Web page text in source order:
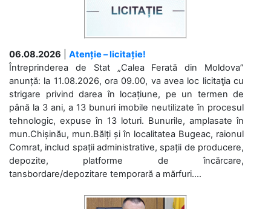
06.08.2026
Atenție – licitație!
Întreprinderea de Stat „Calea Ferată din Moldova”
anunță: la 11.08.2026, ora 09.00, va avea loc licitaţia cu
strigare privind darea în locațiune, pe un termen de
până la 3 ani, a 13 bunuri imobile neutilizate în procesul
tehnologic, expuse în 13 loturi. Bunurile, amplasate în
mun.Chișinău, mun.Bălți și în localitatea Bugeac, raionul
Comrat, includ spații administrative, spații de producere,
depozite, platforme de încărcare,
tansbordare/depozitare temporară a mărfuri....